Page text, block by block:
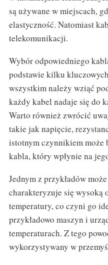
są używane w miejscach,
elastyczność. Natomiast
telekomunikacji.
Wybór odpowiedniego
podstawie kilku
wszystkim należy wziąć
każdy kabel nadaje się do
Warto również zwrócić
takie jak napięcie,
istotnym czynnikiem może
kabla, który wpłynie na
Jednym z przykładów
charakteryzuje się wysoką
temperatury, co czyni go
przykładowo maszyn i
temperaturach. Z tego
wykorzystywany w